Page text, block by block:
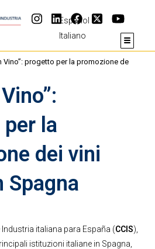
Español
Italiano
la
dei vini
Spagna
Vino”: progetto per la promozione dei vini
italiana para España (CCIS),
istituzioni italiane in Spagna,